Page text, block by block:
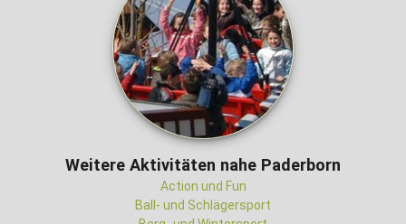
Weitere Aktivitäten nahe Paderborn
Action und Fun
Ball- und Schlägersport